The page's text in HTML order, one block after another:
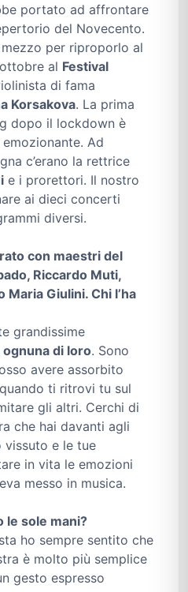
portato ad affrontare
del Novecento.
per riproporlo al
al Festival
di fama
Korsakova. La prima
dopo il lockdown è
Ad
c’erano la rettrice
e i prorettori. Il nostro
ai dieci concerti
diversi.
con maestri del
Riccardo Muti,
Giulini. Chi l’ha
grandissime
ognuna di loro. Sono
avere assorbito
ti ritrovi tu sul
gli altri. Cerchi di
che hai davanti agli
e le tue
in vita le emozioni
messo in musica.
le sole mani?
ho sempre sentito che
è molto più semplice
gesto espresso